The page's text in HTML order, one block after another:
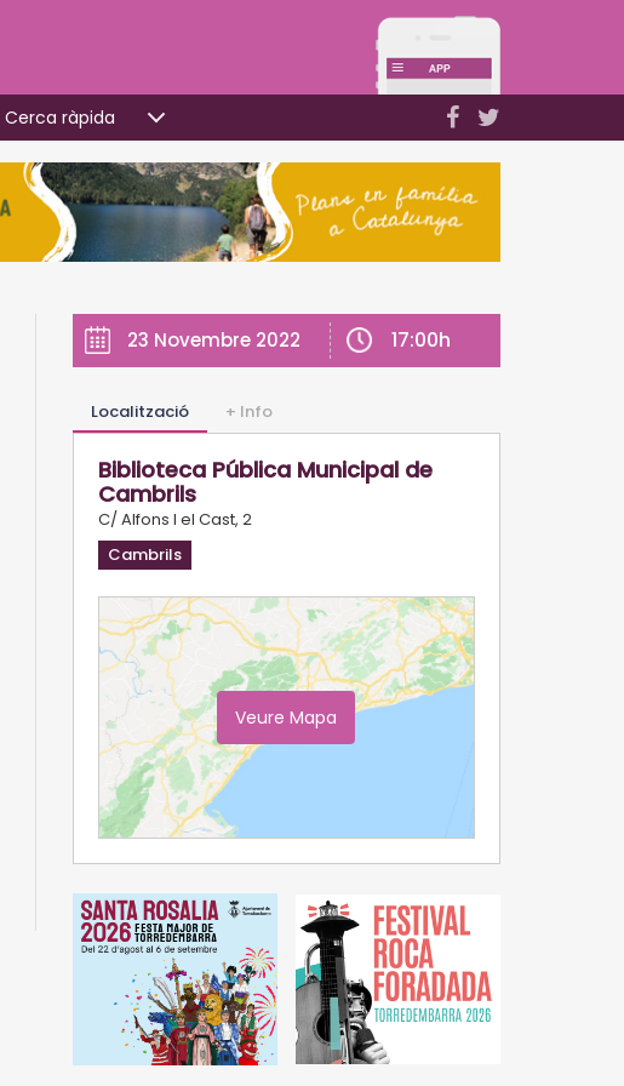
Cerca ràpida
23 Novembre 2022 17:00h
Localització + Info
Biblioteca Pública Municipal de
Cambrils
C/ Alfons I el Cast, 2
Cambrils
Veure Mapa